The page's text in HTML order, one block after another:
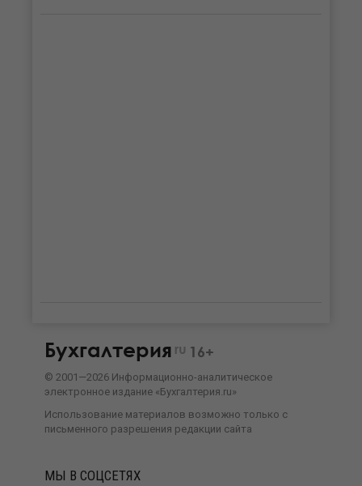
Бухгалтерия ru 16+
© 2001—2026 Информационно-аналитическое
электронное издание «Бухгалтерия.ru»
Использование материалов возможно только с
письменного разрешения редакции сайта
МЫ В СОЦСЕТЯХ